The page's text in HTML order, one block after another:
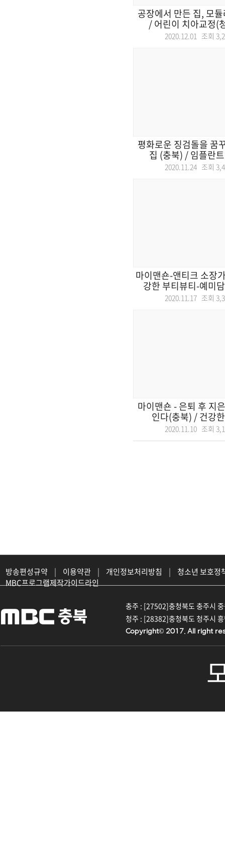
공장에서 만든 집, 모
/ 어린이 치아교정(
2020.12.01 조회
평화로운 징검돌을 꿈
집 (충북) / 임플란
2020.11.24 조회
마이맨숀-앤티크 소장
강한 부티뷰티-예미
2020.11.17 조회
마이맨숀 - 은퇴 후 지
인다(충북) / 건강
2020.11.10 조회
방송편성규약 | 이용약관 | 개인정보처리방침 |
청소년 보호정
MBC프로그램제작가이드라인
충주 : [27502]충청북도 충주시
청주 : [28382]충청북도 청주시
Copyright© 2017. All right